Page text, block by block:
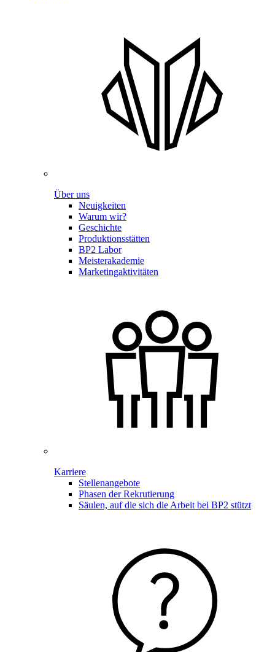
Über uns
Neuigkeiten
Warum wir?
Geschichte
Produktionsstätten
BP2 Labor
Meisterakademie
Marketingaktivitäten
Karriere
Stellenangebote
Phasen der Rekrutierung
Säulen, auf die sich die Arbeit bei BP2 stützt